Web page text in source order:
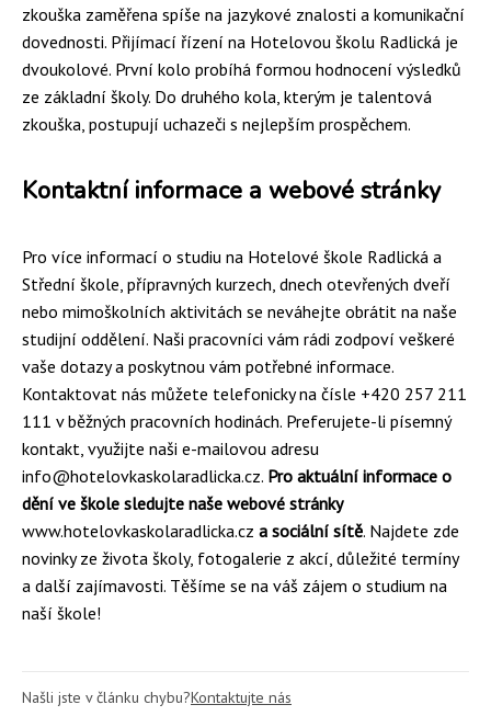
zkouška zaměřena spíše na jazykové znalosti a komunikační
dovednosti. Přijímací řízení na Hotelovou školu Radlická je
dvoukolové. První kolo probíhá formou hodnocení výsledků
ze základní školy. Do druhého kola, kterým je talentová
zkouška, postupují uchazeči s nejlepším prospěchem.
Kontaktní informace a webové stránky
Pro více informací o studiu na Hotelové škole Radlická a
Střední škole, přípravných kurzech, dnech otevřených dveří
nebo mimoškolních aktivitách se neváhejte obrátit na naše
studijní oddělení. Naši pracovníci vám rádi zodpoví veškeré
vaše dotazy a poskytnou vám potřebné informace.
Kontaktovat nás můžete telefonicky na čísle +420 257 211
111 v běžných pracovních hodinách. Preferujete-li písemný
kontakt, využijte naši e-mailovou adresu
info@hotelovkaskolaradlicka.cz. Pro aktuální informace o
dění ve škole sledujte naše webové stránky
www.hotelovkaskolaradlicka.cz a sociální sítě. Najdete zde
novinky ze života školy, fotogalerie z akcí, důležité termíny
a další zajímavosti. Těšíme se na váš zájem o studium na
naší škole!
Našli jste v článku chybu?Kontaktujte nás